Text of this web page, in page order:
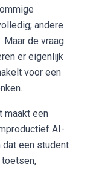
andere
Maar de vraag
er eigenlijk
voor een
maakt een
AI-
een student